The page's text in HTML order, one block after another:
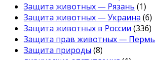
Защита животных — Рязань (1)
Защита животных — Украина (6)
Защита животных в России (336)
Защита прав животных — Пермь
Защита природы (8)